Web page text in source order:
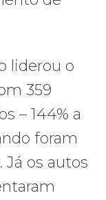
liderou o
359
– 144% a
foram
Já os autos